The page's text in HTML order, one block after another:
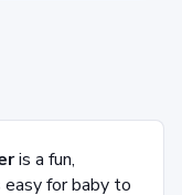
is a fun,
for baby to